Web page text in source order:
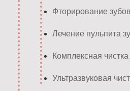
Фторирование зубов
Лечение пульпита
Комплексная чистка
Ультразвуковая